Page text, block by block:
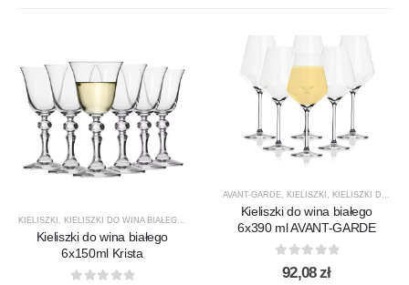
KIELISZKI , KIELISZKI DO WINA BIAŁEGO , ,PRODUKTY
Kieliszki do wina białego
6x150ml Krista
AVANT-GARDE KIELISZKI KIELISZKI DO WINA BIAŁEGO
Kieliszki do wina białego
6x390 ml AVANT-GARDE
out of 5
92,08zł